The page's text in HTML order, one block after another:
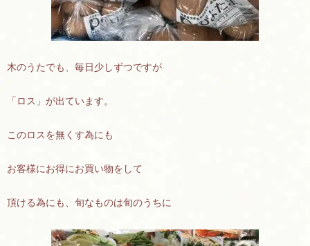
木のうたでも、毎日少しずつですが
「ロス」が出ています。
このロスを無くす為にも
お客様にお得にお買い物をして
頂ける為にも、旬なものは旬のうちに